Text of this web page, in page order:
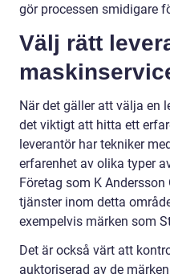
gör processen smidigare
Välj rätt
När det gäller att välja en
det viktigt att hitta ett
leverantör har tekniker
erfarenhet av olika typer
Företag som K
tjänster inom detta
exempelvis märken som
Det är också värt att
auktoriserad av de